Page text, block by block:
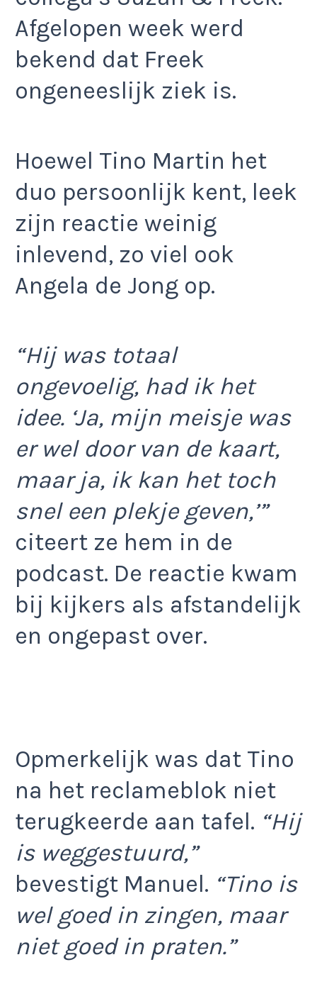
Afgelopen week werd
bekend dat Freek
ongeneeslijk ziek is.
Hoewel Tino Martin het
duo persoonlijk kent, leek
zijn reactie weinig
inlevend, zo viel ook
Angela de Jong op.
“Hij was totaal
ongevoelig, had ik het
idee. ‘Ja, mijn meisje was
er wel door van de kaart,
maar ja, ik kan het toch
snel een plekje geven,’”
citeert ze hem in de
podcast. De reactie kwam
bij kijkers als afstandelijk
en ongepast over.
Opmerkelijk was dat Tino
na het reclameblok niet
terugkeerde aan tafel. “Hij
is weggestuurd,”
bevestigt Manuel. “Tino is
wel goed in zingen, maar
niet goed in praten.”